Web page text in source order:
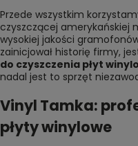
Przede wszystkim
czyszczącej amerykańskiej
wysokiej jakości
zainicjował historię firmy,
do czyszczenia płyt
nadal jest to sprzęt
Vinyl Tamka:
płyty winylowe